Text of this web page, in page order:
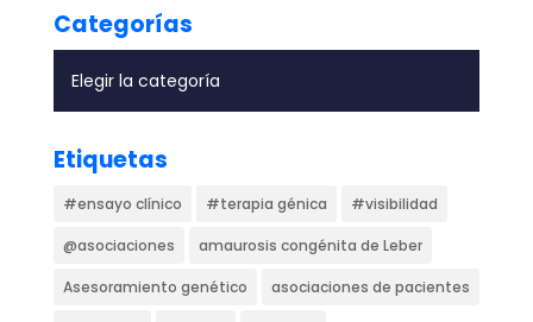
Categorías
Etiquetas
#ensayo clínico #terapia génica #visibilidad
@asociaciones amaurosis congénita de Leber
Asesoramiento genético asociaciones de pacientes